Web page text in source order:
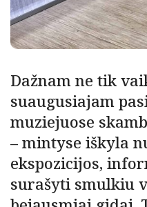
Dažnam ne tik
suaugusiajam
muziejuose
– mintyse iškyla
ekspozicijos,
surašyti smulkiu